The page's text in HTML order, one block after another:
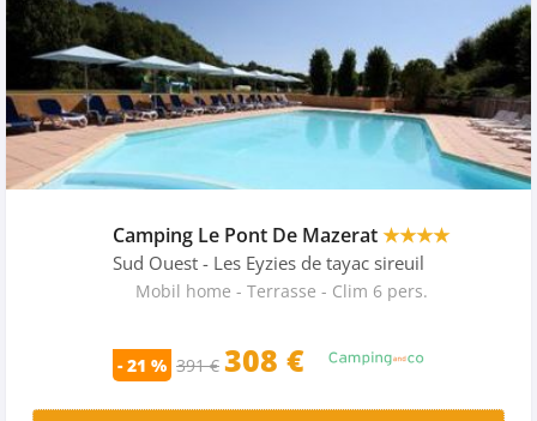
Camping Le Pont De Mazerat★★★★
Sud Ouest - Les Eyzies de tayac sireuil
Mobil home - Terrasse - Clim 6 pers.
- 21 % 391 € 308 €